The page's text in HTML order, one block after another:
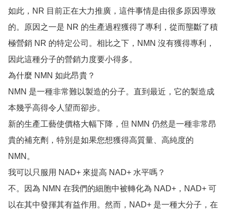
如此，NR 目前正在大力推廣，這件事情是由很多原因導致
的。原因之一是 NR 的生產過程獲得了專利，從而壟斷了積
極營銷 NR 的特定公司。相比之下，NMN 沒有獲得專利，
因此這種分子的營銷力度要小得多。
為什麼 NMN 如此昂貴？
NMN 是一種非常難以製造的分子。直到最近，它的製造成
本幾乎高得令人望而卻步。
新的生產工藝使價格大幅下降，但 NMN 仍然是一種非常昂
貴的補充劑，特別是如果您想獲得高質量、高純度的
NMN。
我可以只服用 NAD+ 來提高 NAD+ 水平嗎？
不。因為 NMN 在我們的細胞中被轉化為 NAD+，NAD+ 可
以在其中發揮其有益作用。然而，NAD+ 是一種大分子，在